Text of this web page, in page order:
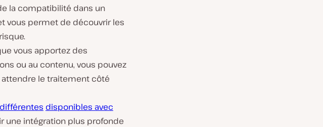
la compatibilité dans un
vous permet de découvrir les
vous apportez des
ou au contenu, vous pouvez
le traitement côté
disponibles avec
une intégration plus profonde